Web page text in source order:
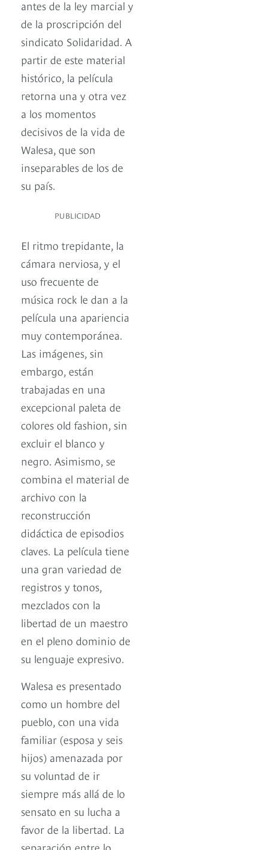
antes de la ley marcial y
de la proscripción del
sindicato Solidaridad. A
partir de este material
histórico, la película
retorna una y otra vez
a los momentos
decisivos de la vida de
Walesa, que son
inseparables de los de
su país.
PUBLICIDAD
El ritmo trepidante, la
cámara nerviosa, y el
uso frecuente de
música rock le dan a la
película una apariencia
muy contemporánea.
Las imágenes, sin
embargo, están
trabajadas en una
excepcional paleta de
colores old fashion, sin
excluir el blanco y
negro. Asimismo, se
combina el material de
archivo con la
reconstrucción
didáctica de episodios
claves. La película tiene
una gran variedad de
registros y tonos,
mezclados con la
libertad de un maestro
en el pleno dominio de
su lenguaje expresivo.
Walesa es presentado
como un hombre del
pueblo, con una vida
familiar (esposa y seis
hijos) amenazada por
su voluntad de ir
siempre más allá de lo
sensato en su lucha a
favor de la libertad. La
separación entre lo